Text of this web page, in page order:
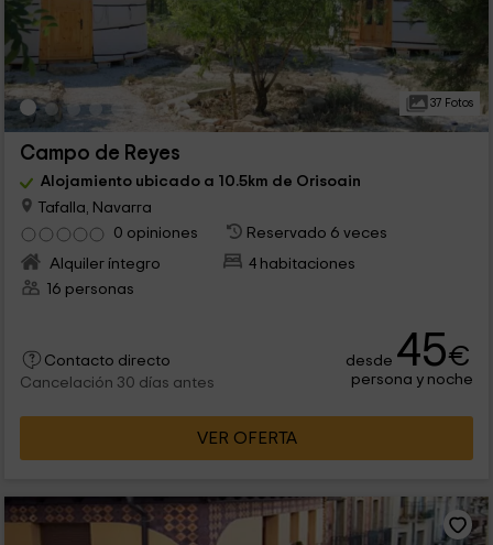
37 Fotos
Campo de Reyes
Alojamiento ubicado a 10.5km de Orisoain
Tafalla, Navarra
0 opiniones
Reservado 6 veces
Alquiler íntegro
4 habitaciones
16 personas
Contacto directo
Cancelación 30 días antes
desde 45€
persona y noche
VER OFERTA